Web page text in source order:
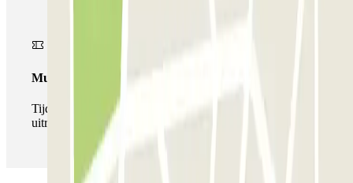
Multipass
Tijdens je verblijf kun je de parkeerplaats zo vaak in- en
uitrijden als je wilt.